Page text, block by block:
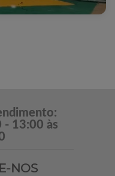
- 13:00 às
NOS